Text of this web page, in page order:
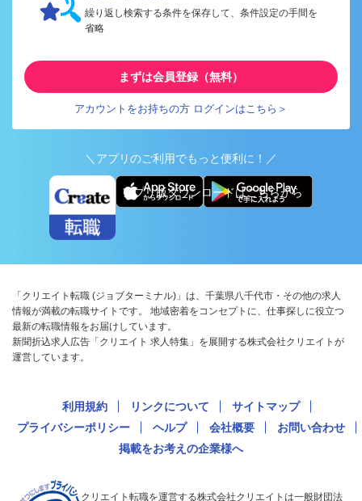
繰り返し検索する条件を保存して、条件設定の手間を
省略
まずは会員登録（無料）
アカウントをお持ちの方 ログインはこちら＞
＼アプリのご利用でもっと便利に！／
アプリ版ダウンロードはこちらから
「クリエイト転職 (ジョブターミナル)」は、千葉県八千代市・その他の求人
情報が満載の転職サイトです。 地域密着をコンセプトに、仕事探しに役立つ
最新の転職情報をお届けしています。
新聞折込求人広告「クリエイト 求人特集」を展開する株式会社クリエイトが
運営しています。
利用規約 リンクについて
サイトマップ
プライバシーポリシー
ヘルプ 会社概要
お問い合わせ
掲載をお考えの企業様へ
クリエイト転職を運営する株式会社クリエイトは一般財団法